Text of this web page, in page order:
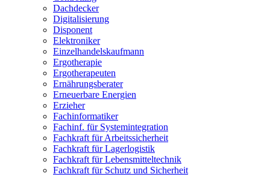
Dachdecker
Digitalisierung
Disponent
Elektroniker
Einzelhandelskaufmann
Ergotherapie
Ergotherapeuten
Ernährungsberater
Erneuerbare Energien
Erzieher
Fachinformatiker
Fachinf. für Systemintegration
Fachkraft für Arbeitssicherheit
Fachkraft für Lagerlogistik
Fachkraft für Lebensmitteltechnik
Fachkraft für Schutz und Sicherheit